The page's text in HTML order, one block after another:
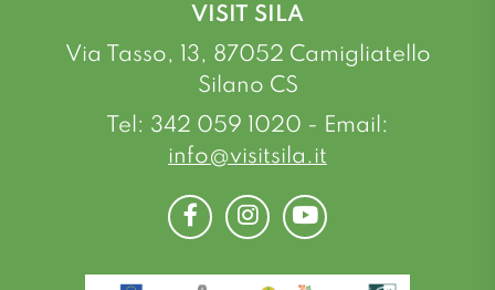
VISIT SILA
Via Tasso, 13, 87052 Camigliatello
Silano CS
Tel: 342 059 1020 - Email:
info@visitsila.it
FacebookInstagramYoutube